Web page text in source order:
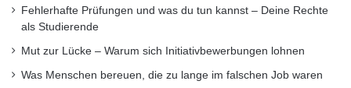
Fehlerhafte Prüfungen und was du tun kannst – Deine Rechte
als Studierende
Mut zur Lücke – Warum sich Initiativbewerbungen lohnen
Was Menschen bereuen, die zu lange im falschen Job waren